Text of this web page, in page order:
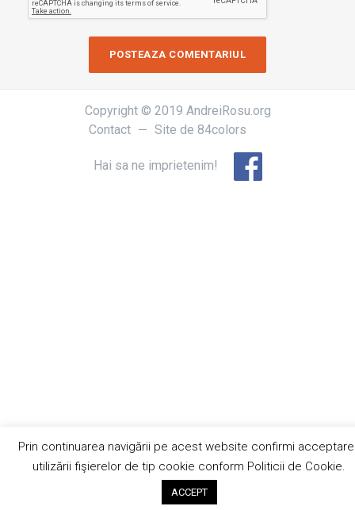
Copyright © 2019 AndreiRosu.org
Contact
Site de 84colors
Hai sa ne imprietenim!
Prin continuarea navigării pe acest website confirmi
utilizării fişierelor de tip cookie conform Politicii de Cookie.
ACCEPT